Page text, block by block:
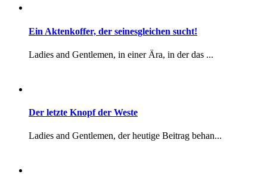
ein sehr persönlicher Blog.
Es war Mitte der 80er Jahre des letzten Jahrhun...
Männlich elegant und mit sportlichem Touch – der